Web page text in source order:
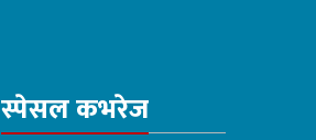
स्पेसल कभरेज